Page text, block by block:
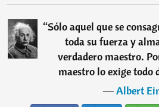
“Sólo aquel que se
toda su fuerza y
verdadero maestro.
maestro lo exige todo
―Albert